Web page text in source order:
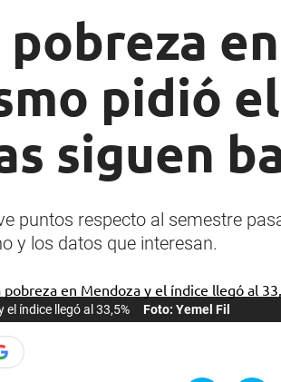
pobreza
pidió
siguen
puntos respecto al semestre
y los datos que interesan.
índice llegó al 33,5% Foto: Yemel Fil